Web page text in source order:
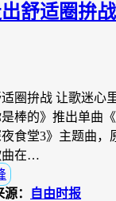
舒适圈拚
圈拚战 让歌迷心
棒的》推出单曲
食堂3》主题曲，
曲在…
源：
自由时报